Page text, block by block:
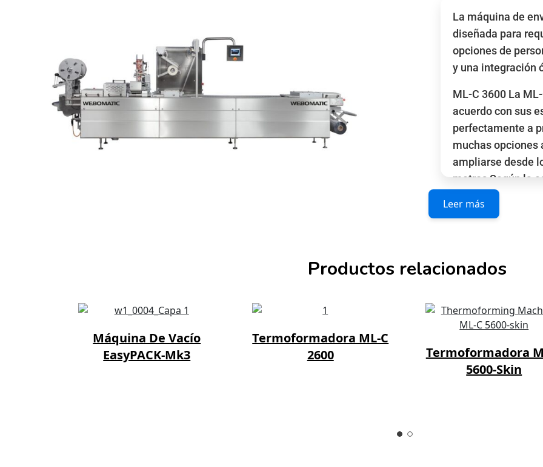
La máquina de
diseñada para
opciones de
y una integración
ML-C 3600 La
acuerdo con sus
perfectamente a
muchas opciones
ampliarse desde
metros Según la
películas rígidas
en longitudes
Area of use
Dimensions
Leer más
Productos relacionados
Máquina De Vacío
EasyPACK-Mk3
Termoformadora ML-C
2600
Termoformadora
5600-Skin